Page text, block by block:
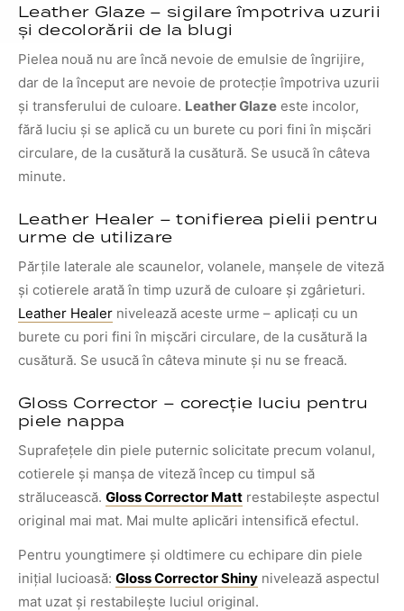
Leather Glaze – sigilare împotriva uzurii
și decolorării de la blugi
Pielea nouă nu are încă nevoie de emulsie de îngrijire,
dar de la început are nevoie de protecție împotriva uzurii
și transferului de culoare. Leather Glaze este incolor,
fără luciu și se aplică cu un burete cu pori fini în mișcări
circulare, de la cusătură la cusătură. Se usucă în câteva
minute.
Leather Healer – tonifierea pielii pentru
urme de utilizare
Părțile laterale ale scaunelor, volanele, manșele de viteză
și cotierele arată în timp uzură de culoare și zgârieturi.
Leather Healer nivelează aceste urme – aplicați cu un
burete cu pori fini în mișcări circulare, de la cusătură la
cusătură. Se usucă în câteva minute și nu se freacă.
Gloss Corrector – corecție luciu pentru
piele nappa
Suprafețele din piele puternic solicitate precum volanul,
cotierele și manșa de viteză încep cu timpul să
strălucească. Gloss Corrector Matt restabilește aspectul
original mai mat. Mai multe aplicări intensifică efectul.
Pentru youngtimere și oldtimere cu echipare din piele
inițial lucioasă: Gloss Corrector Shiny nivelează aspectul
mat uzat și restabilește luciul original.